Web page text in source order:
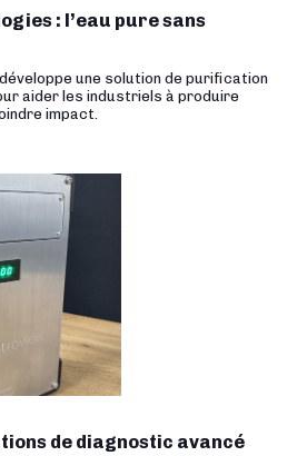
: l’eau pure sans
une solution de purification
aider les industriels à produire
impact.
de diagnostic avancé